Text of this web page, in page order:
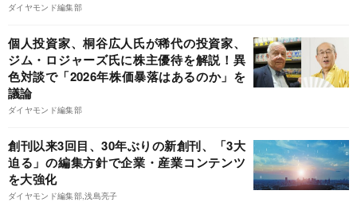
ダイヤモンド編集部
個人投資家、桐谷広人氏が稀代の投資家、
ジム・ロジャーズ氏に株主優待を解説！異
色対談で「2026年株価暴落はあるのか」を
議論
ダイヤモンド編集部
創刊以来3回目、30年ぶりの新創刊、「3大
迫る」の編集方針で企業・産業コンテンツ
を大強化
ダイヤモンド編集部,浅島亮子